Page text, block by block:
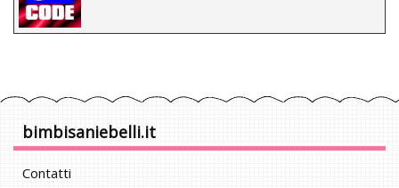
bimbisaniebelli.it
Contatti